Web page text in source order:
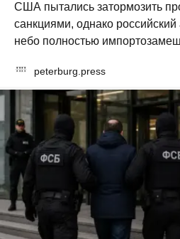
США пытались затормозить
санкциями, однако
небо полностью
peterburg.press